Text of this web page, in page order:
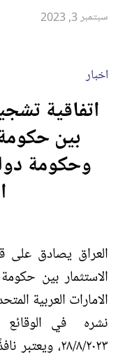
سبتمبر 3, 2023
اخبار
اتفاقية
بين
وحكومة
العراق يصادق على
الاستثمار بين
٢٨/٨/٢٠٢٣،